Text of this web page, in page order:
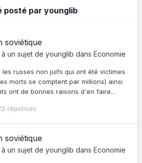
posté par younglib
soviétique
un sujet de younglib dans Economie
russes non juifs qui ont été victimes
morts se comptent par millions) ainsi
ont de bonnes raisons d'en faire...
réponses
soviétique
un sujet de younglib dans Economie